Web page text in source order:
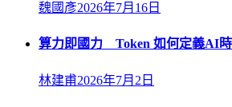
魏國彥2026年7月16日
算力即國力 Token 如何定義AI
林建甫2026年7月2日